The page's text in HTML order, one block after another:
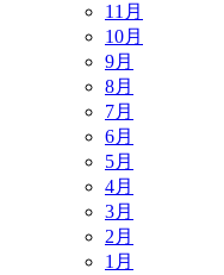
11月
10月
9月
8月
7月
6月
5月
4月
3月
2月
1月